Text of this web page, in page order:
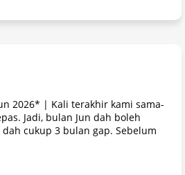
2026* | Kali terakhir kami sama-
Jadi, bulan Jun dah boleh
cukup 3 bulan gap. Sebelum